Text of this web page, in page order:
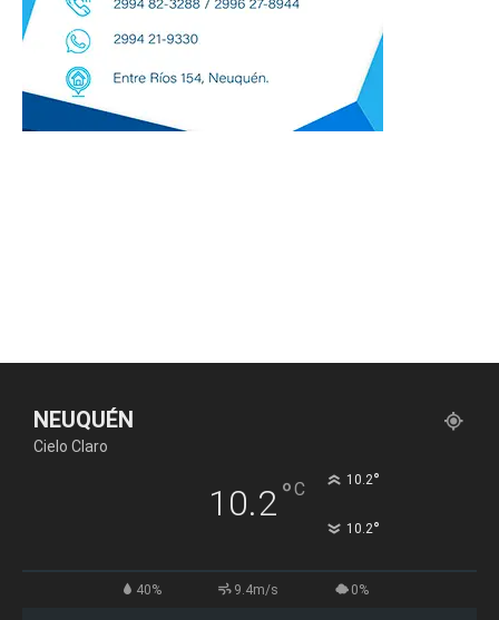
NEUQUÉN
Cielo Claro
10.2°C 10.2°
10.2°
40% 9.4m/s 0%